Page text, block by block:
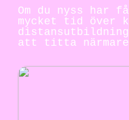
Om du nyss har
mycket tid över
att titta närmare